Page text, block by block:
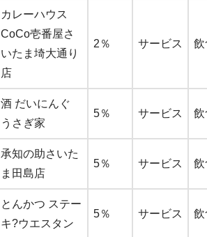
カレーハウス
CoCo壱番屋さ
いたま埼大通り
店
2％ サービス 飲
酒 だいにんぐ
うさぎ家
5％ サービス 飲
承知の助さいた
ま田島店
5％ サービス 飲
とんかつ ステー
キ?ウエスタン
5％ サービス 飲